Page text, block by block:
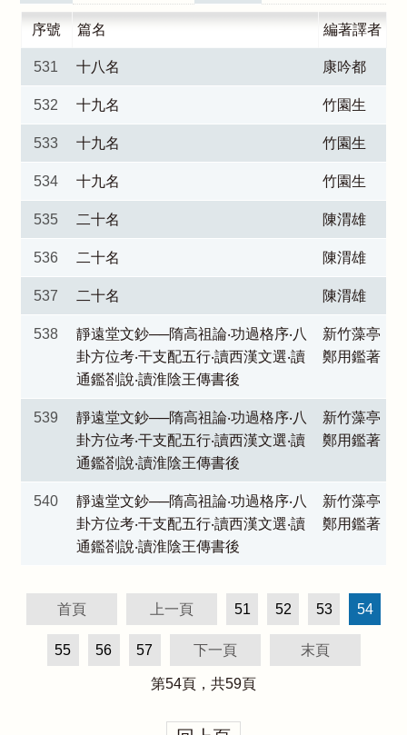
序號 篇名 編著譯者
531 十八名 康吟都
532 十九名 竹園生
533 十九名 竹園生
534 十九名 竹園生
535 二十名 陳渭雄
536 二十名 陳渭雄
537 二十名 陳渭雄
538
靜遠堂文鈔──隋高祖論‧功過格序‧八
卦方位考‧干支配五行‧讀西漢文選‧讀
通鑑剳說‧讀淮陰王傳書後
新竹藻亭
鄭用鑑著
539
靜遠堂文鈔──隋高祖論‧功過格序‧八
卦方位考‧干支配五行‧讀西漢文選‧讀
通鑑剳說‧讀淮陰王傳書後
新竹藻亭
鄭用鑑著
540
靜遠堂文鈔──隋高祖論‧功過格序‧八
卦方位考‧干支配五行‧讀西漢文選‧讀
通鑑剳說‧讀淮陰王傳書後
新竹藻亭
鄭用鑑著
首頁 上一頁 51 52 53 54
55 56 57 下一頁 末頁
第54頁，共59頁